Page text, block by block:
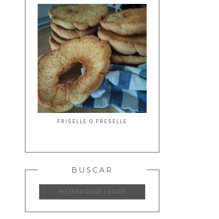
FRISELLE O FRESELLE
BUSCAR